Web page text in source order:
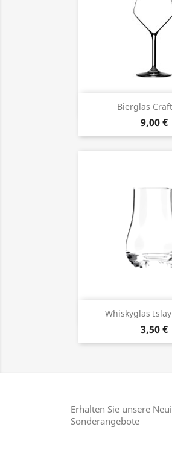
Bierglas
9,00 €

Whiskyglas
3,50 €

Erhalten Sie unsere
Sonderangebote